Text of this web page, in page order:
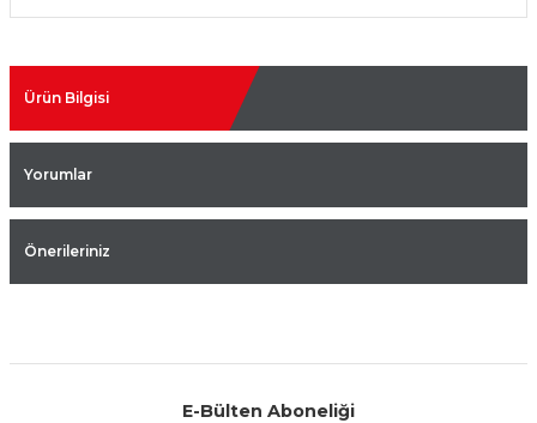
Ürün Bilgisi
Yorumlar
Önerileriniz
Kolay İade & Değişim Güvenli Alışveriş
E-Bülten Aboneliği